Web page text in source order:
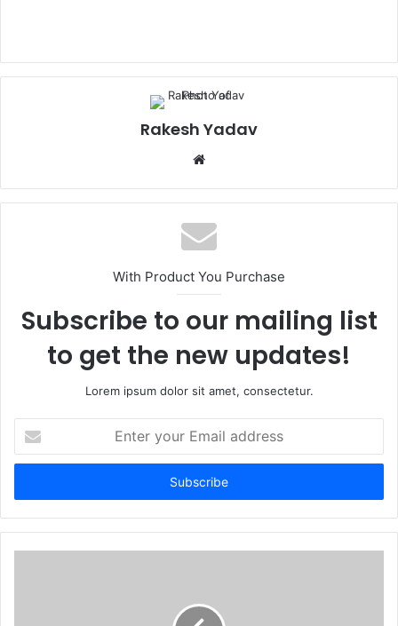
Rakesh Yadav
b
s
i
e
With Product You Purchase
Subscribe to our mailing list
to get the new updates!
Lorem ipsum dolor sit amet, consectetur.
t
r
y